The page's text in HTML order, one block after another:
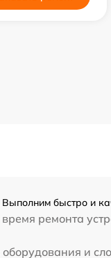
быстро и
ремонта
и